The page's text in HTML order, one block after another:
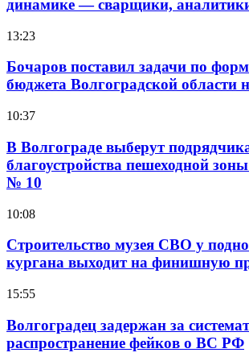
динамике — сварщики,
13:23
Бочаров поставил задачи по
бюджета Волгоградской области
10:37
В Волгограде выберут
благоустройства пешеходной
№ 10
10:08
Строительство музея СВО у
кургана выходит на финишную
15:55
Волгоградец задержан за
распространение фейков о ВС РФ